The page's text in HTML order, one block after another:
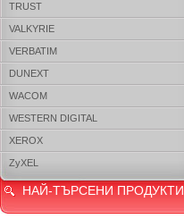
TRUST
VALKYRIE
VERBATIM
DUNEXT
WACOM
WESTERN DIGITAL
XEROX
ZyXEL
НАЙ-ТЪРСЕНИ ПРОДУКТИ